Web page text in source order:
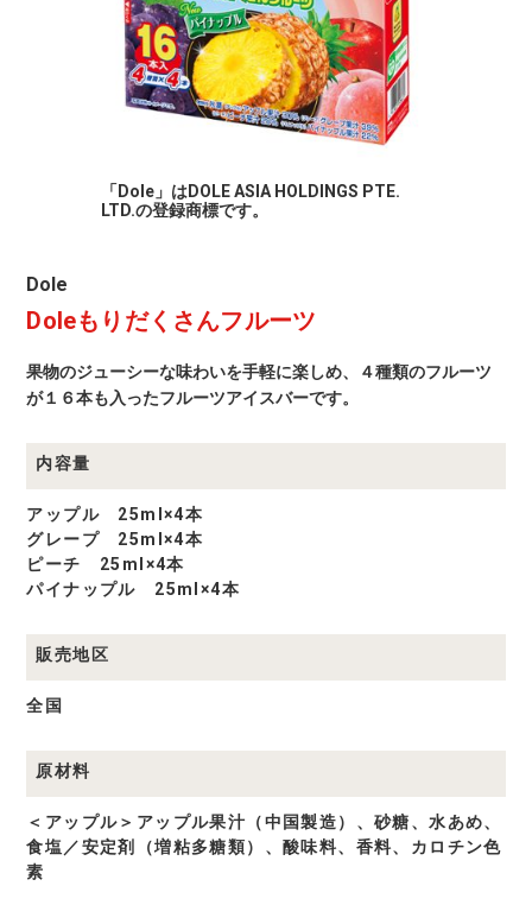
「Dole」はDOLE ASIA HOLDINGS PTE.
LTD.の登録商標です。
Dole
品
Dole
Doleもりだくさんフルーツ
果物のジューシーな味わいを手軽に楽しめ、４種類のフルーツ
が１６本も入ったフルーツアイスバーです。
内容量
アップル 25ml×4本
グレープ 25ml×4本
ピーチ 25ml×4本
パイナップル 25ml×4本
販売地区
全国
原材料
＜アップル＞アップル果汁（中国製造）、砂糖、水あめ、
食塩／安定剤（増粘多糖類）、酸味料、香料、カロチン色
素